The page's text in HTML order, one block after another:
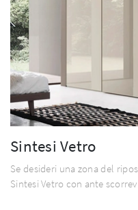
Sintesi Vetro
Se desideri una zona del
Sintesi Vetro con ante